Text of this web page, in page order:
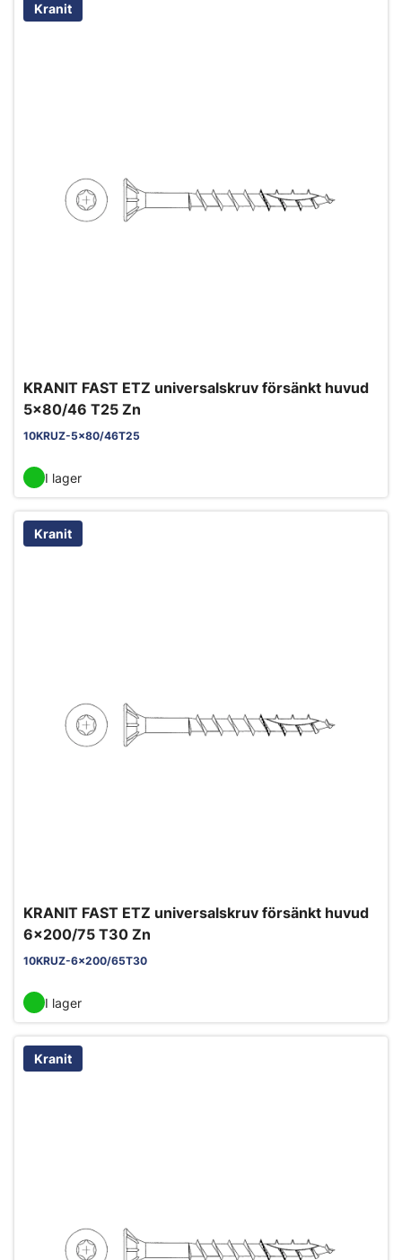
Kranit
KRANIT FAST ETZ universalskruv försänkt huvud
5x80/46 T25 Zn
10KRUZ-5x80/46T25
I lager
Kranit
KRANIT FAST ETZ universalskruv försänkt huvud
6x200/75 T30 Zn
10KRUZ-6x200/65T30
I lager
Kranit